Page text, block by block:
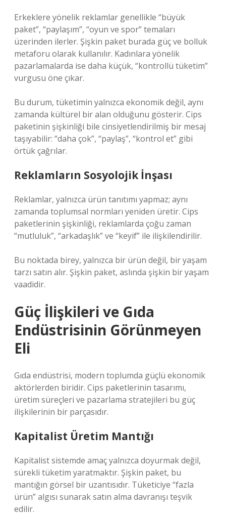
Erkeklere yönelik reklamlar genellikle “büyük
paket”, “paylaşım”, “oyun ve spor” temaları
üzerinden ilerler. Şişkin paket burada güç ve bolluk
metaforu olarak kullanılır. Kadınlara yönelik
pazarlamalarda ise daha küçük, “kontrollü tüketim”
vurgusu öne çıkar.
Bu durum, tüketimin yalnızca ekonomik değil, aynı
zamanda kültürel bir alan olduğunu gösterir. Cips
paketinin şişkinliği bile cinsiyetlendirilmiş bir mesaj
taşıyabilir: “daha çok”, “paylaş”, “kontrol et” gibi
örtük çağrılar.
Reklamların Sosyolojik İnşası
Reklamlar, yalnızca ürün tanıtımı yapmaz; aynı
zamanda toplumsal normları yeniden üretir. Cips
paketlerinin şişkinliği, reklamlarda çoğu zaman
“mutluluk”, “arkadaşlık” ve “keyif” ile ilişkilendirilir.
Bu noktada birey, yalnızca bir ürün değil, bir yaşam
tarzı satın alır. Şişkin paket, aslında şişkin bir yaşam
vaadidir.
Güç İlişkileri ve Gıda
Endüstrisinin Görünmeyen
Eli
Gıda endüstrisi, modern toplumda güçlü ekonomik
aktörlerden biridir. Cips paketlerinin tasarımı,
üretim süreçleri ve pazarlama stratejileri bu güç
ilişkilerinin bir parçasıdır.
Kapitalist Üretim Mantığı
Kapitalist sistemde amaç yalnızca doyurmak değil,
sürekli tüketim yaratmaktır. Şişkin paket, bu
mantığın görsel bir uzantısıdır. Tüketiciye “fazla
ürün” algısı sunarak satın alma davranışı teşvik
edilir.